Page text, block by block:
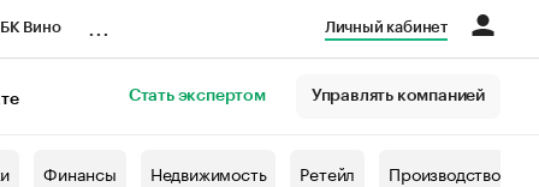
Вино Личный кабинет
Стать экспертом Управлять компанией
Финансы Недвижимость Ретейл Производство